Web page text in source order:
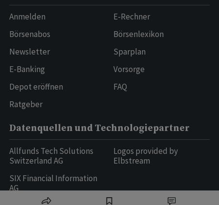
Anmelden
Börsenabos
Newsletter
E-Banking
Depot eröffnen
Ratgeber
E-Rechner
Börsenlexikon
Sparplan
Vorsorge
FAQ
Datenquellen und Technologiepartner
Allfunds Tech Solutions
Switzerland AG
SIX Financial Information
AG
Logos provided by
Elbstream